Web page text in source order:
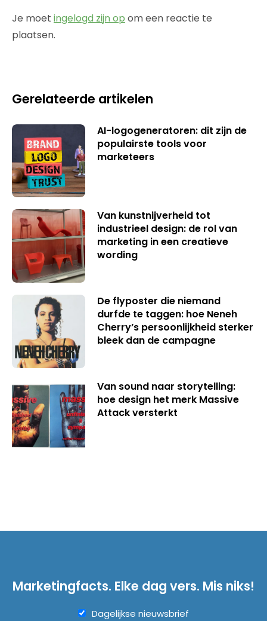
Je moet ingelogd zijn op om een reactie te
plaatsen.
Gerelateerde artikelen
AI-logogeneratoren: dit zijn de
populairste tools voor
marketeers
Van kunstnijverheid tot
industrieel design: de rol van
marketing in een creatieve
wording
De flyposter die niemand
durfde te taggen: hoe Neneh
Cherry’s persoonlijkheid sterker
bleek dan de campagne
Van sound naar storytelling:
hoe design het merk Massive
Attack versterkt
Marketingfacts. Elke dag vers. Mis niks!
Dagelijkse nieuwsbrief